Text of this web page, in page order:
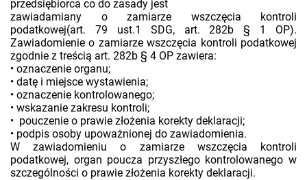
przedsiębiorca co do zasady jest
zawiadamiany o zamiarze wszczęcia kontroli
podatkowej(art. 79 ust.1 SDG, art. 282b § 1 OP).
Zawiadomienie o zamiarze wszczęcia kontroli podatkowej
zgodnie z treścią art. 282b § 4 OP zawiera:
• oznaczenie organu;
• datę i miejsce wystawienia;
• oznaczenie kontrolowanego;
• wskazanie zakresu kontroli;
• pouczenie o prawie złożenia korekty deklaracji;
• podpis osoby upoważnionej do zawiadomienia.
W zawiadomieniu o zamiarze wszczęcia kontroli
podatkowej, organ poucza przyszłego kontrolowanego w
szczególności o prawie złożenia korekty deklaracji.